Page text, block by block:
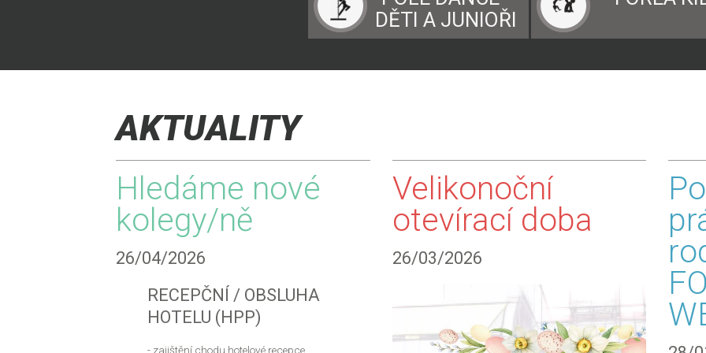
DĚTI A JUNIOŘI
AKTUALITY
Hledáme nové
kolegy/ně
26/04/2026
RECEPČNÍ / OBSLUHA
HOTELU (HPP)
- zajištění chodu hotelové recepce
Velikonoční
otevírací doba
26/03/2026